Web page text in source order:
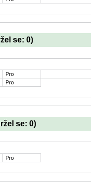
se: 0)
Pro
Pro
se: 0)
Pro